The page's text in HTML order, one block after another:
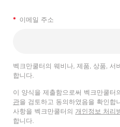
* 이메일 주소
벡크만쿨터의 웨비나, 제품, 상품, 서
합니다.
이 양식을 제출함으로써 벡크만쿨터
관을 검토하고 동의하였음을 확인합
사항을 벡크만쿨터의 개인정보 처리
합니다.